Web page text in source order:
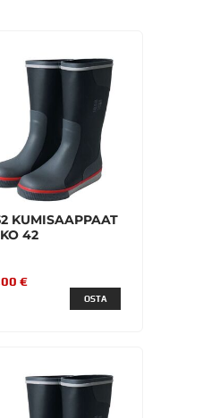
KUMISAAPPAAT
42
€
OSTA